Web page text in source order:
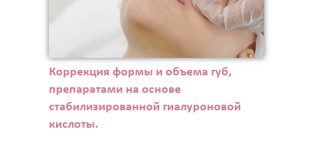
Коррекция формы и объема губ,
препаратами на основе
стабилизированной гиалуроновой
кислоты.